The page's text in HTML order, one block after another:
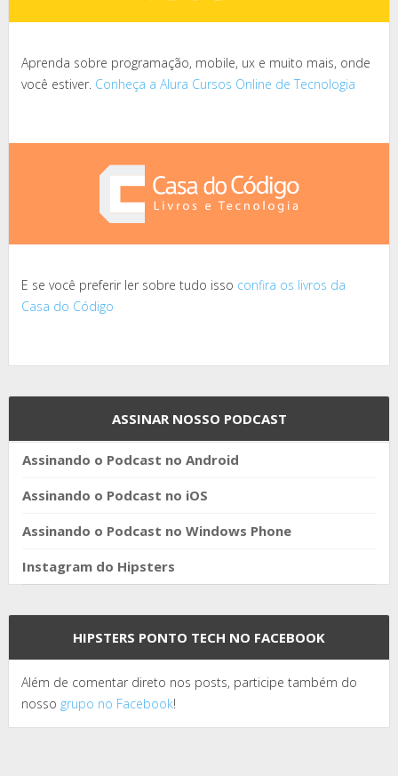
Aprenda sobre programação, mobile, ux e muito mais, onde
você estiver. Conheça a Alura Cursos Online de Tecnologia
E se você preferir ler sobre tudo isso confira os livros da
Casa do Código
ASSINAR NOSSO PODCAST
Assinando o Podcast no Android
Assinando o Podcast no iOS
Assinando o Podcast no Windows Phone
Instagram do Hipsters
HIPSTERS PONTO TECH NO FACEBOOK
Além de comentar direto nos posts, participe também do
nosso grupo no Facebook!